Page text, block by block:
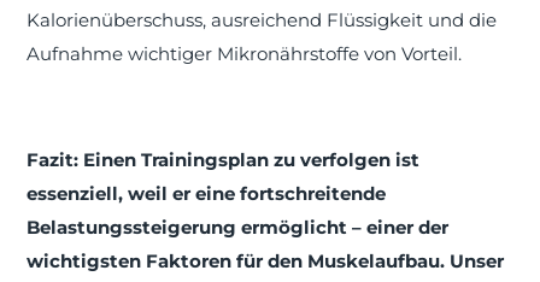
Kalorienüberschuss, ausreichend Flüssigkeit und die
Aufnahme wichtiger Mikronährstoffe von Vorteil.
Fazit: Einen Trainingsplan zu verfolgen ist
essenziell, weil er eine fortschreitende
Belastungssteigerung ermöglicht – einer der
wichtigsten Faktoren für den Muskelaufbau. Unser